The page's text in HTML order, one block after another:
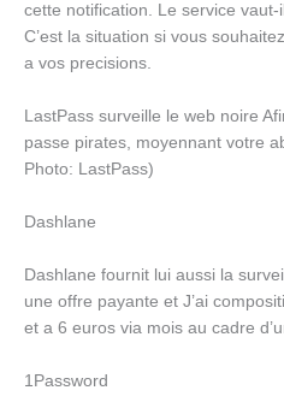
cette notification. Le service
C’est la situation si vous
a vos precisions.
LastPass surveille le web noire
passe pirates, moyennant votre
Photo: LastPass)
Dashlane
Dashlane fournit lui aussi la
une offre payante et J’ai
et a 6 euros via mois au cadre
1Password